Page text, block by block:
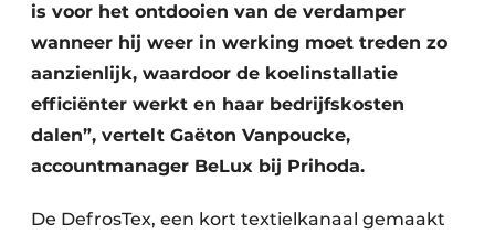
is voor het ontdooien van de verdamper
wanneer hij weer in werking moet treden zo
aanzienlijk, waardoor de koelinstallatie
efficiënter werkt en haar bedrijfskosten
dalen”, vertelt Gaëton Vanpoucke,
accountmanager BeLux bij Prihoda.
De DefrosTex, een kort textielkanaal gemaakt